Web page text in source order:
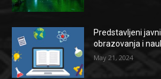
Predstavljeni
obrazovanja i
May 21, 2024